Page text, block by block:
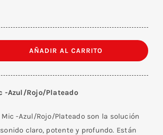
AÑADIR AL CARRITO
-Azul/Rojo/Plateado
-Azul/Rojo/Plateado son la solución
claro, potente y profundo. Están